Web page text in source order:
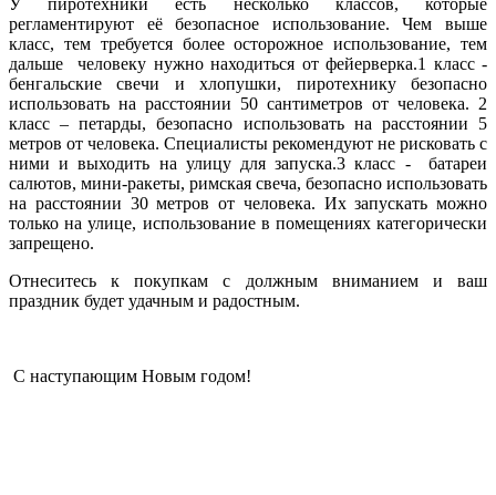
регламентируют её безопасное использование. Чем выше
класс, тем требуется более осторожное использование, тем
дальше человеку нужно находиться от фейерверка.1 класс -
бенгальские свечи и хлопушки, пиротехнику безопасно
использовать на расстоянии 50 сантиметров от человека. 2
класс – петарды, безопасно использовать на расстоянии 5
метров от человека. Специалисты рекомендуют не рисковать с
ними и выходить на улицу для запуска.3 класс - батареи
салютов, мини-ракеты, римская свеча, безопасно использовать
на расстоянии 30 метров от человека. Их запускать можно
только на улице, использование в помещениях категорически
запрещено.
Отнеситесь к покупкам с должным вниманием и ваш
праздник будет удачным и радостным.
С наступающим Новым годом!